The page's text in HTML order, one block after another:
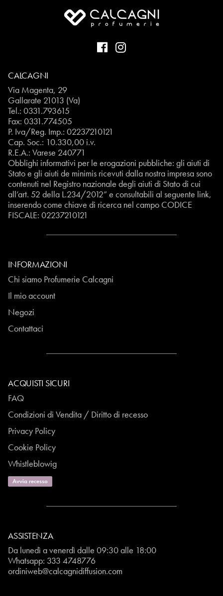
CALCAGNI
Via Magenta, 29
Gallarate 21013 (Va)
Tel.: 0331.793615
Fax: 0331.774505
P. Iva/Reg. Imp.: 02237210121
Cap. Soc.: 10.330,00 i.v.
R.E.A.: Varese 240771
Obblighi informativi per le erogazioni pubbliche: gli aiuti di
Stato e gli aiuti de minimis ricevuti dalla nostra impresa sono
contenuti nel Registro nazionale degli aiuti di Stato di cui
all’art. 52 della L.234/2012” e consultabili al seguente link,
inserendo come chiave di ricerca nel campo CODICE
FISCALE: 02237210121
INFORMAZIONI
Chi siamo Profumerie Calcagni
Il mio account
Negozi
Contattaci
ACQUISTI SICURI
FAQ
Condizioni di Vendita / Diritto di recesso
Privacy Policy
Cookie Policy
Whistleblowig
Avvia recesso
ASSISTENZA
Da lunedì a venerdì dalle 09:30 alle 18:00
Whatsapp: 333 4748776
ordiniweb@calcagnidiffusion.com